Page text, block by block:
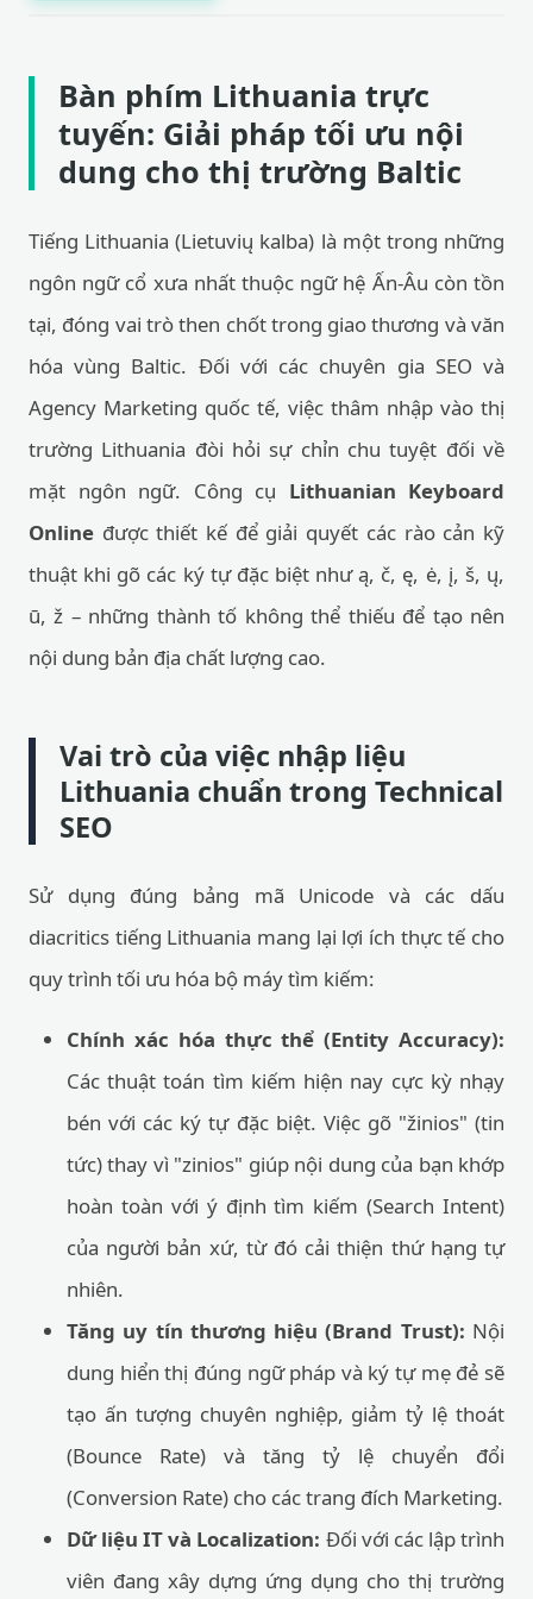
Bàn phím Lithuania trực
tuyến: Giải pháp tối ưu nội
dung cho thị trường Baltic
Tiếng Lithuania (Lietuvių kalba) là một trong những
ngôn ngữ cổ xưa nhất thuộc ngữ hệ Ấn-Âu còn tồn
tại, đóng vai trò then chốt trong giao thương và văn
hóa vùng Baltic. Đối với các chuyên gia SEO và
Agency Marketing quốc tế, việc thâm nhập vào thị
trường Lithuania đòi hỏi sự chỉn chu tuyệt đối về
mặt ngôn ngữ. Công cụ Lithuanian Keyboard
Online được thiết kế để giải quyết các rào cản kỹ
thuật khi gõ các ký tự đặc biệt như ą, č, ę, ė, į, š, ų,
ū, ž – những thành tố không thể thiếu để tạo nên
nội dung bản địa chất lượng cao.
Vai trò của việc nhập liệu
Lithuania chuẩn trong Technical
SEO
Sử dụng đúng bảng mã Unicode và các dấu
diacritics tiếng Lithuania mang lại lợi ích thực tế cho
quy trình tối ưu hóa bộ máy tìm kiếm:
Chính xác hóa thực thể (Entity Accuracy):
Các thuật toán tìm kiếm hiện nay cực kỳ nhạy
bén với các ký tự đặc biệt. Việc gõ "žinios" (tin
tức) thay vì "zinios" giúp nội dung của bạn khớp
hoàn toàn với ý định tìm kiếm (Search Intent)
của người bản xứ, từ đó cải thiện thứ hạng tự
nhiên.
Tăng uy tín thương hiệu (Brand Trust): Nội
dung hiển thị đúng ngữ pháp và ký tự mẹ đẻ sẽ
tạo ấn tượng chuyên nghiệp, giảm tỷ lệ thoát
(Bounce Rate) và tăng tỷ lệ chuyển đổi
(Conversion Rate) cho các trang đích Marketing.
Dữ liệu IT và Localization: Đối với các lập trình
viên đang xây dựng ứng dụng cho thị trường